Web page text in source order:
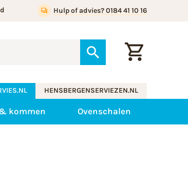
Hulp of advies? 0184 41 10 16
HENSBERGENSERVIEZEN.NL
kommen Ovenschalen